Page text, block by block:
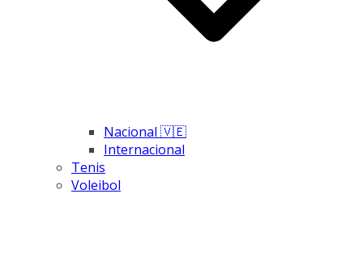
Nacional 🇻🇪
Internacional
Tenis
Voleibol